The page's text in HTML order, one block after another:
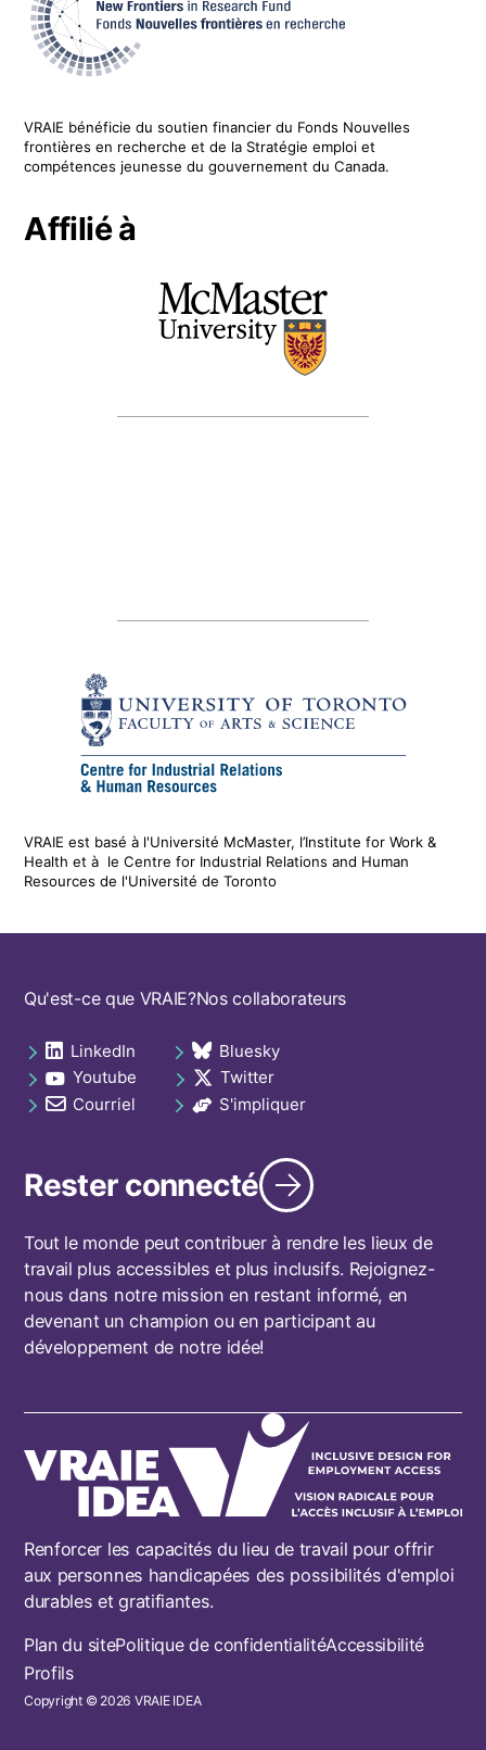
VRAIE bénéficie du soutien financier du Fonds Nouvelles
frontières en recherche et de la Stratégie emploi et
compétences jeunesse du gouvernement du Canada.
Affilié à
VRAIE est basé à l'Université McMaster, l’Institute for Work &
Healthetà leCentre for Industrial Relations and Human
Resources de l'Université de Toronto
Renforcer les capacités du lieu de travail pour offrir
aux personnes handicapées des possibilités d'emploi
durables et gratifiantes.
Footer
Plan du sitePolitique de confidentialitéAccessibilité
Profils
Copyright © 2026 VRAIE IDEA
Footer
Qu'est-ce que VRAIE?Nos collaborateurs
Social
links
footer
LinkedIn
opens in a new tab Bluesky
opens in a new tab
Youtube
opens in a new tab Twitter
opens in a new tab
Courriel
opens in a new tab S'impliquer
opens in a new tab
Rester connecté
Tout le monde peut contribuer à rendre les lieux de
travail plus accessibles et plus inclusifs. Rejoignez-
nous dans notre mission en restant informé, en
devenant un champion ou en participant au
développement de notre idée!